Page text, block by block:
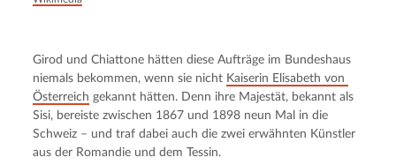
Girod und Chiattone hätten diese Aufträge im Bundeshaus
niemals bekommen, wenn sie nicht Kaiserin Elisabeth von
Österreich gekannt hätten. Denn ihre Majestät, bekannt als
Sisi, bereiste zwischen 1867 und 1898 neun Mal in die
Schweiz – und traf dabei auch die zwei erwähnten Künstler
aus der Romandie und dem Tessin.